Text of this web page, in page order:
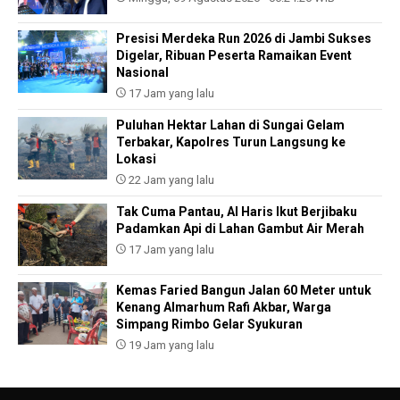
Presisi Merdeka Run 2026 di Jambi Sukses
Digelar, Ribuan Peserta Ramaikan Event
Nasional
17 Jam yang lalu
Puluhan Hektar Lahan di Sungai Gelam
Terbakar, Kapolres Turun Langsung ke
Lokasi
22 Jam yang lalu
Tak Cuma Pantau, Al Haris Ikut Berjibaku
Padamkan Api di Lahan Gambut Air Merah
17 Jam yang lalu
Kemas Faried Bangun Jalan 60 Meter untuk
Kenang Almarhum Rafi Akbar, Warga
Simpang Rimbo Gelar Syukuran
19 Jam yang lalu